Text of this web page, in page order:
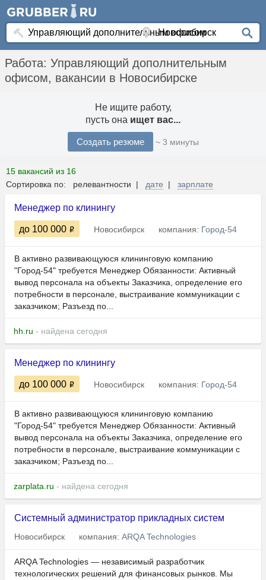
Работа: Управляющий дополнительным
офисом, вакансии в Новосибирске
Не ищите работу,
пусть она ищет вас...
Создать резюме ~ 3 минуты
15 вакансий из 16
Сортировка по: релевантности | дате | зарплате
Менеджер по клинингу
до 100 000 Новосибирск компания: Город-54
В активно развивающуюся клининговую компанию
"Город-54" требуется Менеджер Обязанности: Активный
вывод персонала на объекты Заказчика, определение его
потребности в персонале, выстраивание коммуникации с
заказчиком; Разъезд по...
hh.ru - найдена сегодня
Менеджер по клинингу
до 100 000 Новосибирск компания: Город-54
В активно развивающуюся клининговую компанию
"Город-54" требуется Менеджер Обязанности: Активный
вывод персонала на объекты Заказчика, определение его
потребности в персонале, выстраивание коммуникации с
заказчиком; Разъезд по...
zarplata.ru - найдена сегодня
Системный администратор прикладных систем
Новосибирск компания: ARQA Technologies
ARQA Technologies — независимый разработчик
технологических решений для финансовых рынков. Мы